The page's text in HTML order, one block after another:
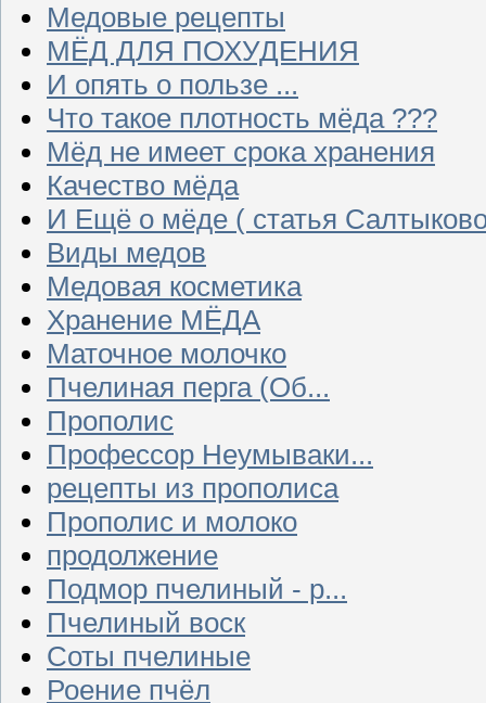
Медовые рецепты
МЁД ДЛЯ ПОХУДЕНИЯ
И опять о пользе ...
Что такое плотность мёда ???
Мёд не имеет срока хранения
Качество мёда
И Ещё о мёде ( статья
Виды медов
Медовая косметика
Хранение МЁДА
Маточное молочко
Пчелиная перга (Об...
Прополис
Профессор Неумываки...
рецепты из прополиса
Прополис и молоко
продолжение
Подмор пчелиный - р...
Пчелиный воск
Соты пчелиные
Роение пчёл